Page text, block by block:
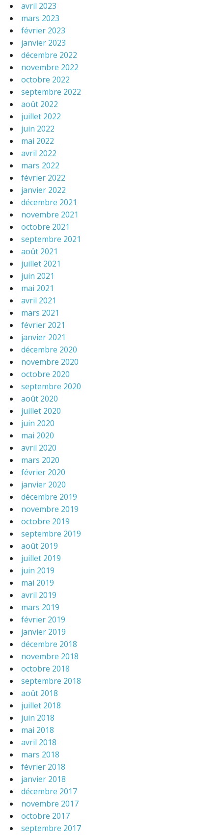
avril 2023
mars 2023
février 2023
janvier 2023
décembre 2022
novembre 2022
octobre 2022
septembre 2022
août 2022
juillet 2022
juin 2022
mai 2022
avril 2022
mars 2022
février 2022
janvier 2022
décembre 2021
novembre 2021
octobre 2021
septembre 2021
août 2021
juillet 2021
juin 2021
mai 2021
avril 2021
mars 2021
février 2021
janvier 2021
décembre 2020
novembre 2020
octobre 2020
septembre 2020
août 2020
juillet 2020
juin 2020
mai 2020
avril 2020
mars 2020
février 2020
janvier 2020
décembre 2019
novembre 2019
octobre 2019
septembre 2019
août 2019
juillet 2019
juin 2019
mai 2019
avril 2019
mars 2019
février 2019
janvier 2019
décembre 2018
novembre 2018
octobre 2018
septembre 2018
août 2018
juillet 2018
juin 2018
mai 2018
avril 2018
mars 2018
février 2018
janvier 2018
décembre 2017
novembre 2017
octobre 2017
septembre 2017